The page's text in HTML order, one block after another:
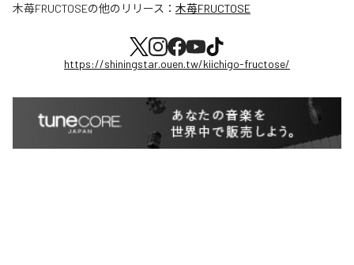
木苺FRUCTOSEの他のリリース： 木苺FRUCTOSE
https://shiningstar.ouen.tw/kiichigo-fructose/